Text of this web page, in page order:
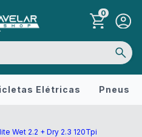
0
Elétricas Pneus
Wet 2.2 + Dry 2.3 120Tpi